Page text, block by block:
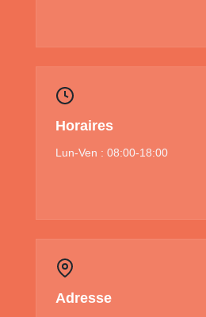
Horaires
Lun-Ven : 08:00-18:00
Adresse